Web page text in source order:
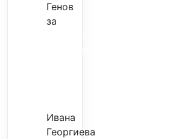
Генов
за
Ивана
Георгиева